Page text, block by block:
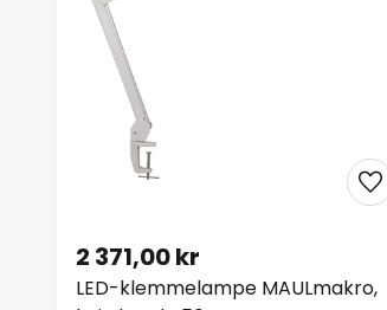
LED-klemmelampe MAULmakro,
2 371,00 kr